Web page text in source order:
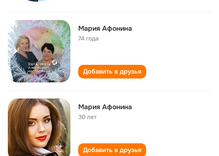
Мария Афонина
74 года
Добавить в друзья
Мария Афонина
30 лет
Добавить в друзья